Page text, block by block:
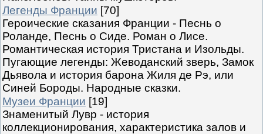
Легенды Франции [70]
Героические сказания Франции - Песнь о
Роланде, Песнь о Сиде. Роман о Лисе.
Романтическая история Тристана и Изольды.
Пугающие легенды: Жеводанский зверь, Замок
Дьявола и история барона Жиля де Рэ, или
Синей Бороды. Народные сказки.
Музеи Франции [19]
Знаменитый Лувр - история
коллекционирования, характеристика залов и